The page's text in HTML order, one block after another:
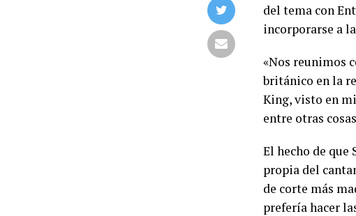
del tema con
incorporarse a
«Nos reunimos
británico en la
King, visto en
entre otras
El hecho de que
propia del
de corte más
prefería hacer